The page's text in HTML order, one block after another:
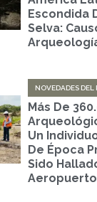
Escondida
Selva:
NOVEDADES DEL
Más De
Un
De Época
Sido